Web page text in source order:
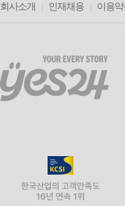
회사소개 인재채용 이용